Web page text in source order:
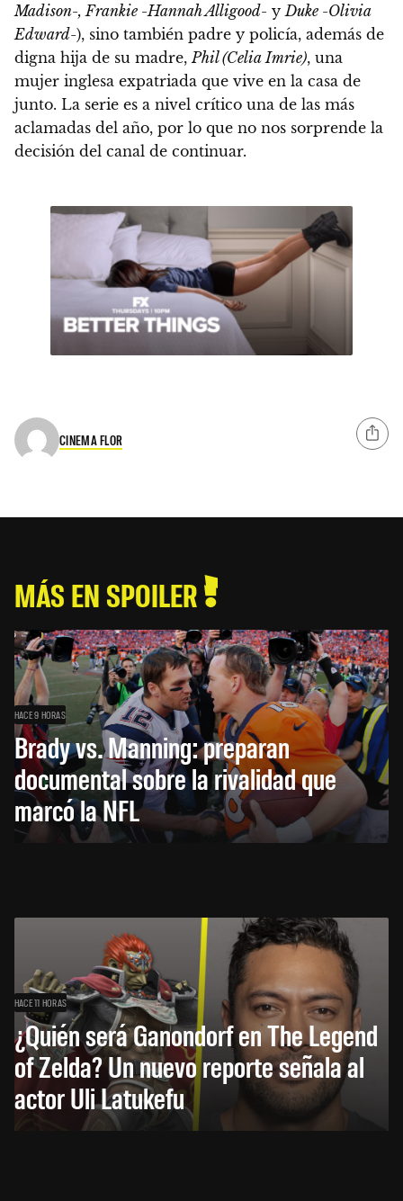
Madison-, Frankie -Hannah Alligood- yDuke -Olivia
Edward-), sino también padre y policía, además de
digna hija de su madre,Phil (Celia Imrie), una
mujer inglesa expatriada que vive en la casa de
junto. La serie es a nivel crítico una de las más
aclamadas del año, por lo que no nos sorprende la
decisión del canal de continuar.
CINEMA FLOR
MÁS EN SPOILER
HACE 9 HORAS
Brady vs. Manning: preparan
documental sobre la rivalidad que
marcó la NFL
HACE 11 HORAS
¿Quién será Ganondorf en The Legend
of Zelda? Un nuevo reporte señala al
actor Uli Latukefu